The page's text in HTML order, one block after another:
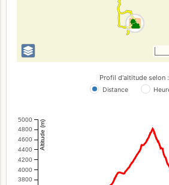
Profil d'altitude selon :
Distance
3800
4000
4200
4400
4600
4800
5000 Altitude (m)